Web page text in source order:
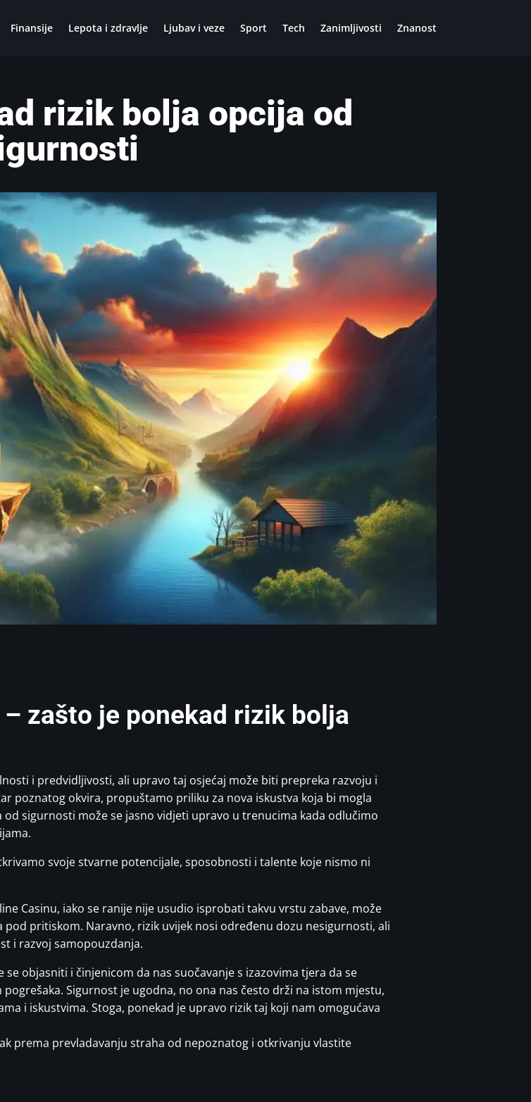
Finansije Lepota i zdravlje Ljubav i veze Sport Tech Zanimljivosti Znanost
rizik bolja opcija od
zašto je ponekad rizik bolja
i predvidljivosti, ali upravo taj osjećaj može biti prepreka razvoju i
poznatog okvira, propuštamo priliku za nova iskustva koja bi mogla
sigurnosti može se jasno vidjeti upravo u trenucima kada odlučimo
svoje stvarne potencijale, sposobnosti i talente koje nismo ni
Casinu, iako se ranije nije usudio isprobati takvu vrstu zabave, može
pritiskom. Naravno, rizik uvijek nosi određenu dozu nesigurnosti, ali
i razvoj samopouzdanja.
se objasniti i činjenicom da nas suočavanje s izazovima tjera da se
Sigurnost je ugodna, no ona nas često drži na istom mjestu,
i iskustvima. Stoga, ponekad je upravo rizik taj koji nam omogućava
prema prevladavanju straha od nepoznatog i otkrivanju vlastite